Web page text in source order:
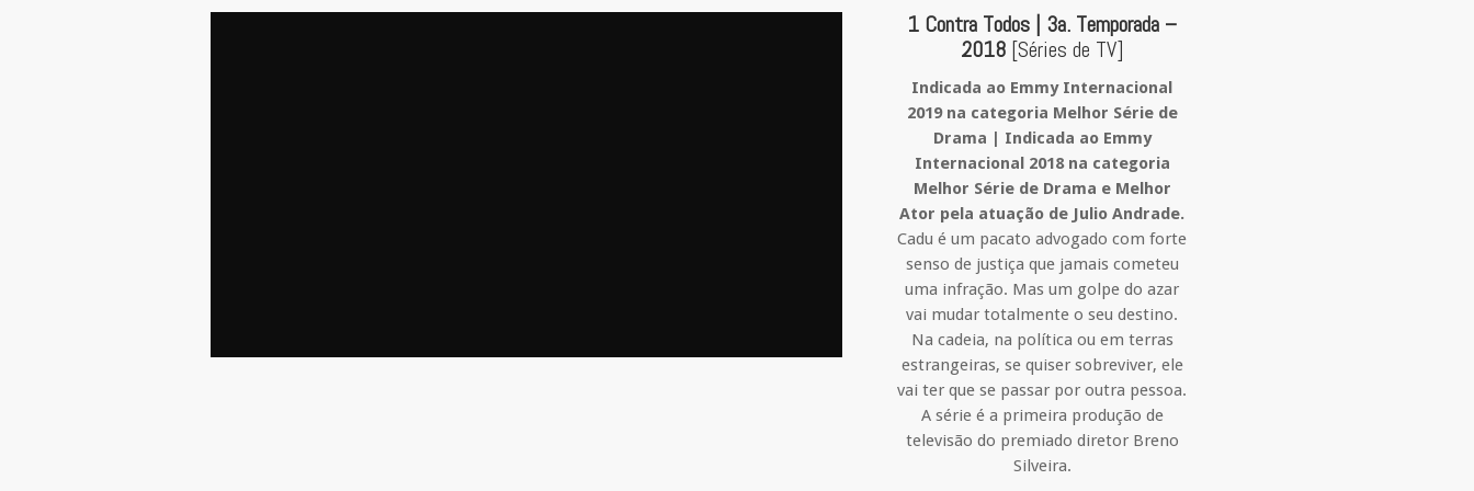
1 Contra Todos | 3a. Temporada –
2018[Séries de TV]
Indicada ao Emmy Internacional
2019 na categoria Melhor Série de
Drama | Indicada ao Emmy
Internacional 2018 na categoria
Melhor Série de Drama e Melhor
Ator pela atuação de Julio Andrade.
Cadu é um pacato advogado com forte
senso de justiça que jamais cometeu
uma infração. Mas um golpe do azar
vai mudar totalmente o seu destino.
Na cadeia, na política ou em terras
estrangeiras, se quiser sobreviver, ele
vai ter que se passar por outra pessoa.
A série é a primeira produção de
televisão do premiado diretor Breno
Silveira.